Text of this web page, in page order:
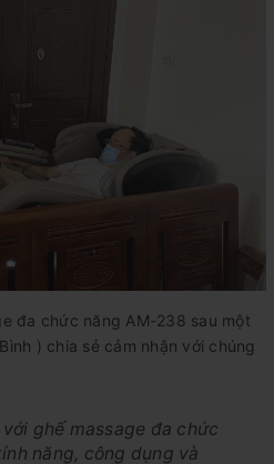
đa chức năng AM-238 sau một
) chia sẻ cảm nhận với chúng
ghế massage đa chức
năng, công dụng và